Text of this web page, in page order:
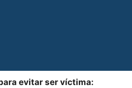
evitar ser víctima: